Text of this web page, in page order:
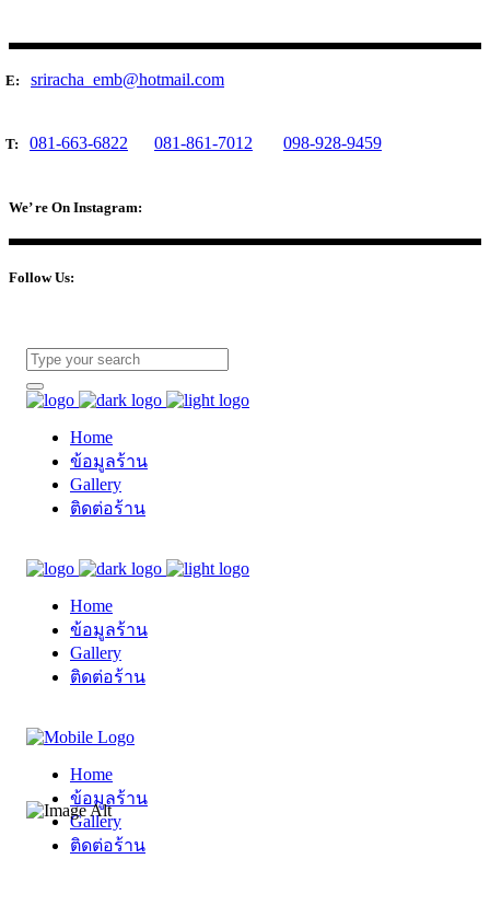
E: sriracha_emb@hotmail.com
T: 081-663-6822 081-861-7012 098-928-9459
We’ re On Instagram:
Follow Us:
Home
ข้อมูลร้าน
Gallery
ติดต่อร้าน
Home
ข้อมูลร้าน
Gallery
ติดต่อร้าน
Home
ข้อมูลร้าน
Gallery
ติดต่อร้าน